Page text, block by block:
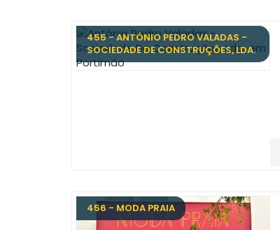
455 - ANTÓNIO PEDRO VALADAS -
SOCIEDADE DE CONSTRUÇÕES, LDA.
456 - MODA PRAIA